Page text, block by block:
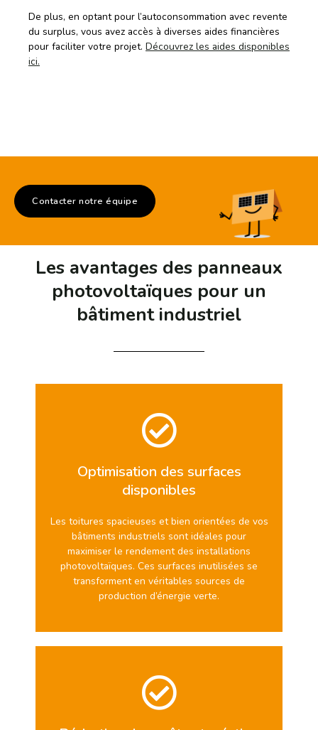
De plus, en optant pour l’autoconsommation avec revente
du surplus, vous avez accès à diverses aides financières
pour faciliter votre projet. Découvrez les aides disponibles
ici.
Contacter notre équipe
Les avantages des panneaux
photovoltaïques pour un
bâtiment industriel
Optimisation des surfaces
disponibles
Les toitures spacieuses et bien orientées de vos
bâtiments industriels sont idéales pour
maximiser le rendement des installations
photovoltaïques. Ces surfaces inutilisées se
transforment en véritables sources de
production d’énergie verte.